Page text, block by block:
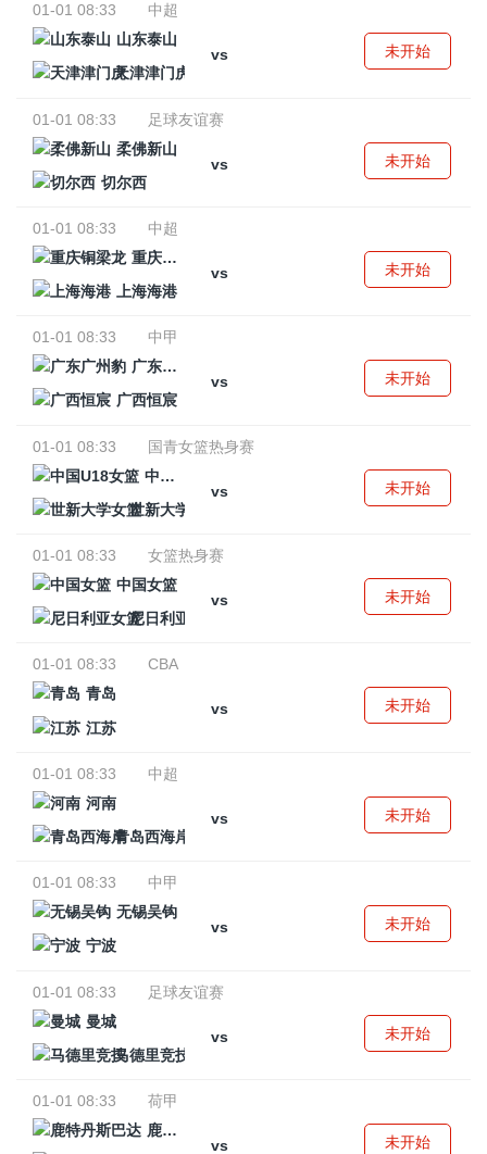
01-01 08:33
中超
山东泰山
vs
天津津门虎
未开始
01-01 08:33
足球友谊赛
柔佛新山
vs
切尔西
未开始
01-01 08:33
中超
重庆铜梁龙
vs
上海海港
未开始
01-01 08:33
中甲
广东广州豹
vs
广西恒宸
未开始
01-01 08:33
国青女篮热身赛
中国U18女篮
vs
世新大学女篮
未开始
01-01 08:33
女篮热身赛
中国女篮
vs
尼日利亚女篮
未开始
01-01 08:33
CBA
青岛
vs
江苏
未开始
01-01 08:33
中超
河南
vs
青岛西海岸
未开始
01-01 08:33
中甲
无锡吴钩
vs
宁波
未开始
01-01 08:33
足球友谊赛
曼城
vs
马德里竞技
未开始
01-01 08:33
荷甲
鹿特丹斯巴达
vs
未开始